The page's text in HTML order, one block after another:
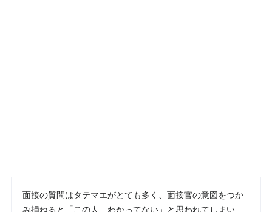
面接の質問はタテマエがとても多く、面接官の意図をつか
み損ねると「この人、わかってない」と思われてしまい、